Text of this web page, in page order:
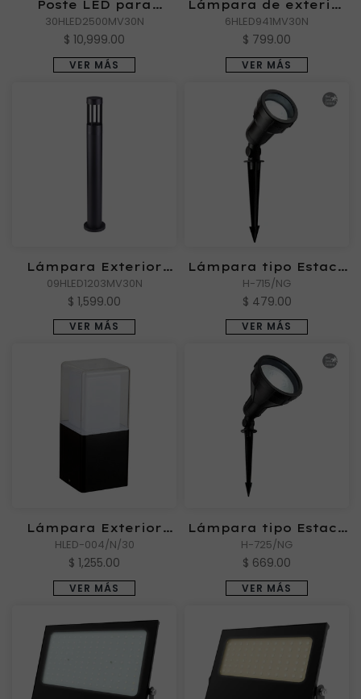
Poste LED para
sobreponer, 30 W, Luz
suave cálida
30HLED2500MV30N
$ 10,999.00
VER MÁS
Lámpara de exterior
LED para empotrar, 6
W, Luz suave cálida
6HLED941MV30N
$ 799.00
VER MÁS
Lámpara Exterior
DRACO
09HLED1203MV30N
$ 1,599.00
VER MÁS
Lámpara tipo Estaca
Exterior BILAR
H-715/NG
$ 479.00
VER MÁS
Lámpara Exterior
OBELIX IV
HLED-004/N/30
$ 1,255.00
VER MÁS
Lámpara tipo Estaca
Exterior BILAR I
H-725/NG
$ 669.00
VER MÁS